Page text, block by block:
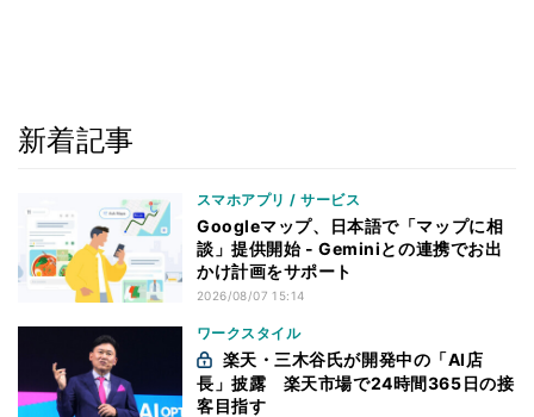
新着記事
スマホアプリ / サービス
Googleマップ、日本語で「マップに相
談」提供開始 - Geminiとの連携でお出
かけ計画をサポート
2026/08/07 15:14
ワークスタイル
長」披露 楽天市場で24時間365日の接
客目指す